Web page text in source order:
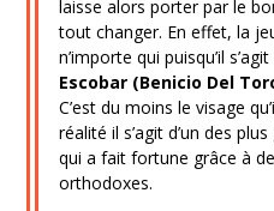
laisse alors porter par le
tout changer. En effet, la
n’importe qui puisqu’il
Escobar (Benicio Del
C’est du moins le visage
réalité il s’agit d’un des
qui a fait fortune grâce à
orthodoxes.